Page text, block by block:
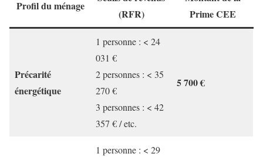
Profil du ménage
(RFR)
Prime CEE
Précarité
énergétique
1 personne : < 24
031 €
2 personnes : < 35
270 €
3 personnes : < 42
357 € / etc.
5 700 €
1 personne : < 29